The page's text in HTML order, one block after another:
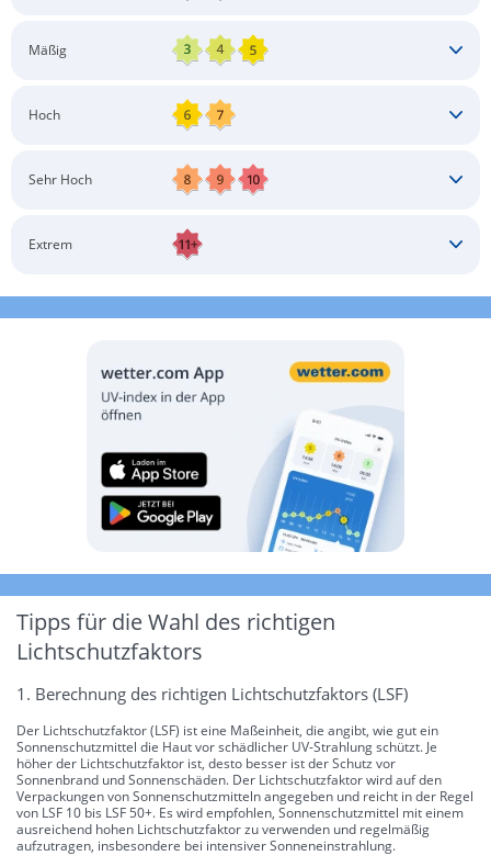
Mäßig
Langärmlige Bekleidung
Hoch
Langärmlige Bekleidung
Sonnenbrille
Sehr Hoch
Langärmlige Bekleidung
Extrem
Tipps für die Wahl des richtigen
Lichtschutzfaktors
1. Berechnung des richtigen Lichtschutzfaktors (LSF)
Der Lichtschutzfaktor (LSF) ist eine Maßeinheit, die angibt, wie gut ein
Sonnenschutzmittel die Haut vor schädlicher UV-Strahlung schützt. Je
höher der Lichtschutzfaktor ist, desto besser ist der Schutz vor
Sonnenbrand und Sonnenschäden. Der Lichtschutzfaktor wird auf den
Verpackungen von Sonnenschutzmitteln angegeben und reicht in der Regel
von LSF 10 bis LSF 50+. Es wird empfohlen, Sonnenschutzmittel mit einem
ausreichend hohen Lichtschutzfaktor zu verwenden und regelmäßig
aufzutragen, insbesondere bei intensiver Sonneneinstrahlung.